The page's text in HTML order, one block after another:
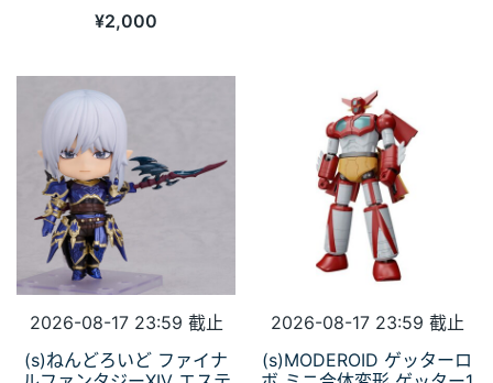
¥2,000
2026-08-17 23:59 截止
(s)ねんどろいど ファイナ
2026-08-17 23:59 截止
(s)MODEROID ゲッターロ